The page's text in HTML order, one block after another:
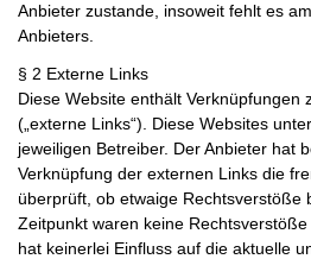
Anbieter zustande, insoweit fehlt es
Anbieters.
§ 2 Externe Links
Diese Website enthält Verknüpfungen
(„externe Links“). Diese Websites
jeweiligen Betreiber. Der Anbieter hat
Verknüpfung der externen Links die
überprüft, ob etwaige Rechtsverstöße
Zeitpunkt waren keine
hat keinerlei Einfluss auf die aktuelle